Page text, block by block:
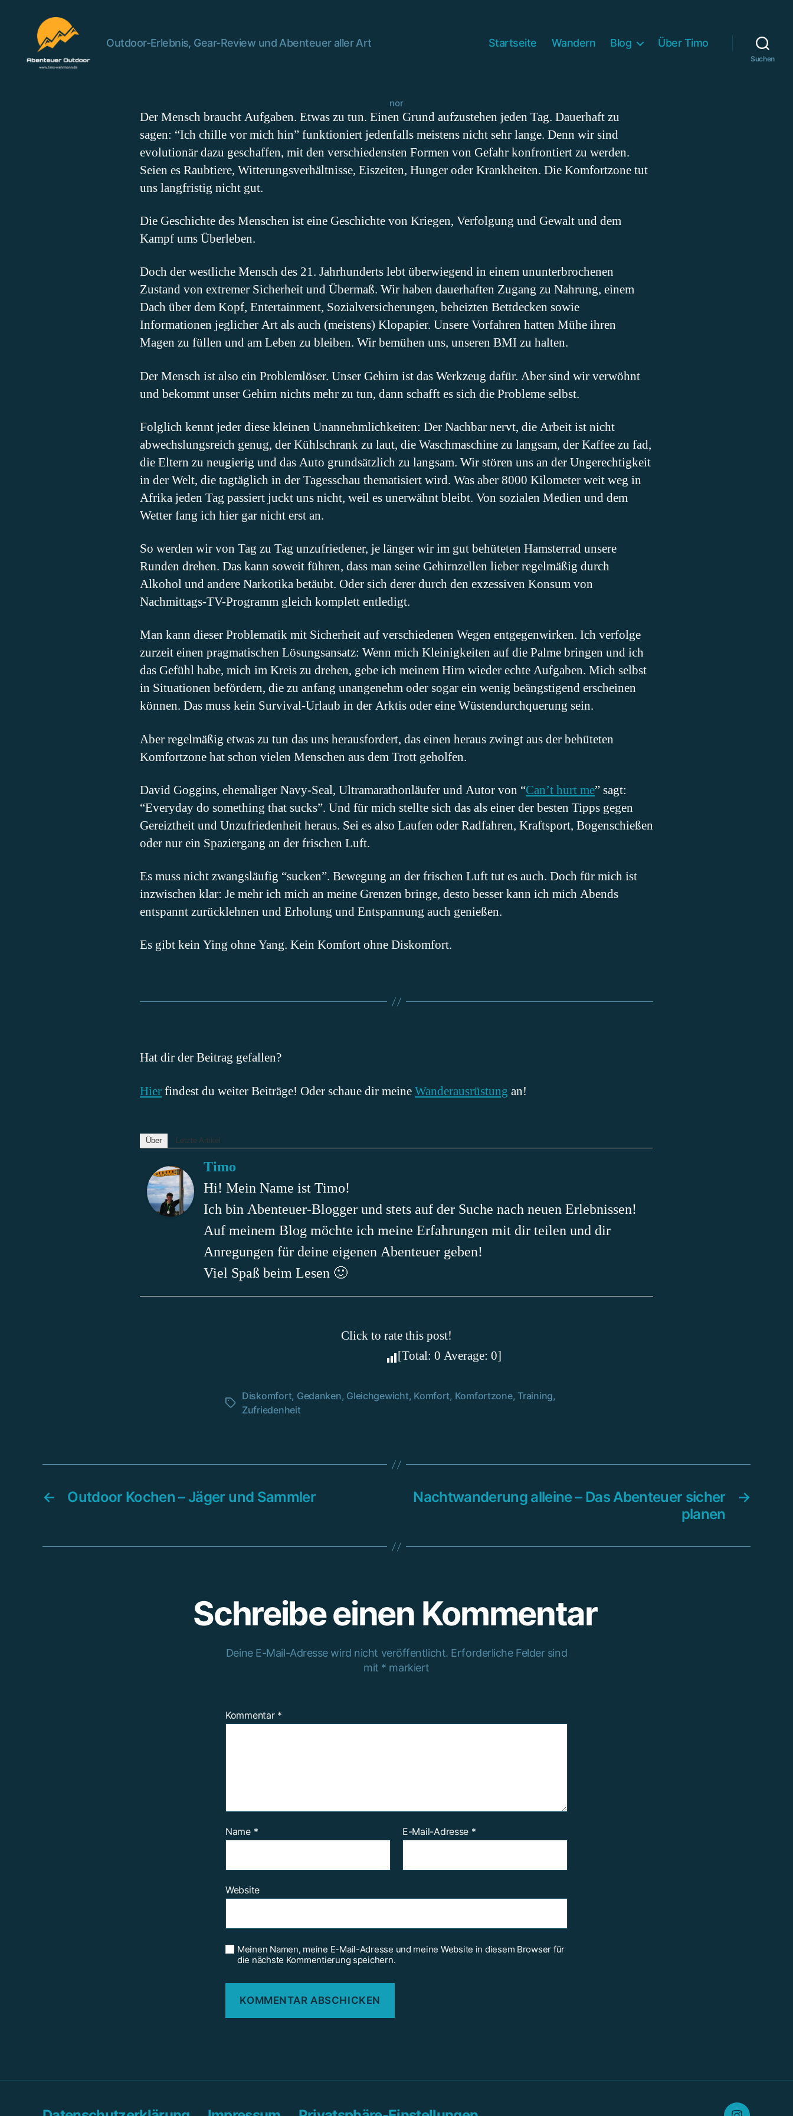
Outdoor-Erlebnis, Gear-Review und Abenteuer aller Art Startseite Wandern Blog Über Timo
Suchen
nor
Der Mensch braucht Aufgaben. Etwas zu tun. Einen Grund aufzustehen jeden Tag. Dauerhaft zu
sagen: “Ich chille vor mich hin” funktioniert jedenfalls meistens nicht sehr lange. Denn wir sind
evolutionär dazu geschaffen, mit den verschiedensten Formen von Gefahr konfrontiert zu werden.
Seien es Raubtiere, Witterungsverhältnisse, Eiszeiten, Hunger oder Krankheiten. Die Komfortzone tut
uns langfristig nicht gut.
Die Geschichte des Menschen ist eine Geschichte von Kriegen, Verfolgung und Gewalt und dem
Kampf ums Überleben.
Doch der westliche Mensch des 21. Jahrhunderts lebt überwiegend in einem ununterbrochenen
Zustand von extremer Sicherheit und Übermaß. Wir haben dauerhaften Zugang zu Nahrung, einem
Dach über dem Kopf, Entertainment, Sozialversicherungen, beheizten Bettdecken sowie
Informationen jeglicher Art als auch (meistens) Klopapier. Unsere Vorfahren hatten Mühe ihren
Magen zu füllen und am Leben zu bleiben. Wir bemühen uns, unseren BMI zu halten.
Der Mensch ist also ein Problemlöser. Unser Gehirn ist das Werkzeug dafür. Aber sind wir verwöhnt
und bekommt unser Gehirn nichts mehr zu tun, dann schafft es sich die Probleme selbst.
Folglich kennt jeder diese kleinen Unannehmlichkeiten: Der Nachbar nervt, die Arbeit ist nicht
abwechslungsreich genug, der Kühlschrank zu laut, die Waschmaschine zu langsam, der Kaffee zu fad,
die Eltern zu neugierig und das Auto grundsätzlich zu langsam. Wir stören uns an der Ungerechtigkeit
in der Welt, die tagtäglich in der Tagesschau thematisiert wird. Was aber 8000 Kilometer weit weg in
Afrika jeden Tag passiert juckt uns nicht, weil es unerwähnt bleibt. Von sozialen Medien und dem
Wetter fang ich hier gar nicht erst an.
So werden wir von Tag zu Tag unzufriedener, je länger wir im gut behüteten Hamsterrad unsere
Runden drehen. Das kann soweit führen, dass man seine Gehirnzellen lieber regelmäßig durch
Alkohol und andere Narkotika betäubt. Oder sich derer durch den exzessiven Konsum von
Nachmittags-TV-Programm gleich komplett entledigt.
Man kann dieser Problematik mit Sicherheit auf verschiedenen Wegen entgegenwirken. Ich verfolge
zurzeit einen pragmatischen Lösungsansatz: Wenn mich Kleinigkeiten auf die Palme bringen und ich
das Gefühl habe, mich im Kreis zu drehen, gebe ich meinem Hirn wieder echte Aufgaben. Mich selbst
in Situationen befördern, die zu anfang unangenehm oder sogar ein wenig beängstigend erscheinen
können. Das muss kein Survival-Urlaub in der Arktis oder eine Wüstendurchquerung sein.
Aber regelmäßig etwas zu tun das uns herausfordert, das einen heraus zwingt aus der behüteten
Komfortzone hat schon vielen Menschen aus dem Trott geholfen.
David Goggins, ehemaliger Navy-Seal, Ultramarathonläufer und Autor von “Can’t hurt me” sagt:
“Everyday do something that sucks”. Und für mich stellte sich das als einer der besten Tipps gegen
Gereiztheit und Unzufriedenheit heraus. Sei es also Laufen oder Radfahren, Kraftsport, Bogenschießen
oder nur ein Spaziergang an der frischen Luft.
Es muss nicht zwangsläufig “sucken”. Bewegung an der frischen Luft tut es auch. Doch für mich ist
inzwischen klar: Je mehr ich mich an meine Grenzen bringe, desto besser kann ich mich Abends
entspannt zurücklehnen und Erholung und Entspannung auch genießen.
Es gibt kein Ying ohne Yang. Kein Komfort ohne Diskomfort.
Hat dir der Beitrag gefallen?
Hierfindest du weiter Beiträge! Oder schaue dir meineWanderausrüstung an!
Über Letzte Artikel
Timo
Hi! Mein Name ist Timo!
Ich bin Abenteuer-Blogger und stets auf der Suche nach neuen Erlebnissen!
Auf meinem Blog möchte ich meine Erfahrungen mit dir teilen und dir
Anregungen für deine eigenen Abenteuer geben!
Viel Spaß beim Lesen 🙂
Click to rate this post!
[Total: 0 Average: 0]
Schlagwörter
Diskomfort, Gedanken, Gleichgewicht, Komfort, Komfortzone,Training,
Zufriedenheit
← Outdoor Kochen – Jäger und Sammler →
Nachtwanderung alleine – Das Abenteuer sicher
planen
Schreibe einen Kommentar
Deine E-Mail-Adresse wird nicht veröffentlicht. Erforderliche Felder sind
mit * markiert
Kommentar *
Name * E-Mail-Adresse *
Website
Meinen Namen, meine E-Mail-Adresse und meine Website in diesem Browser für
die nächste Kommentierung speichern.